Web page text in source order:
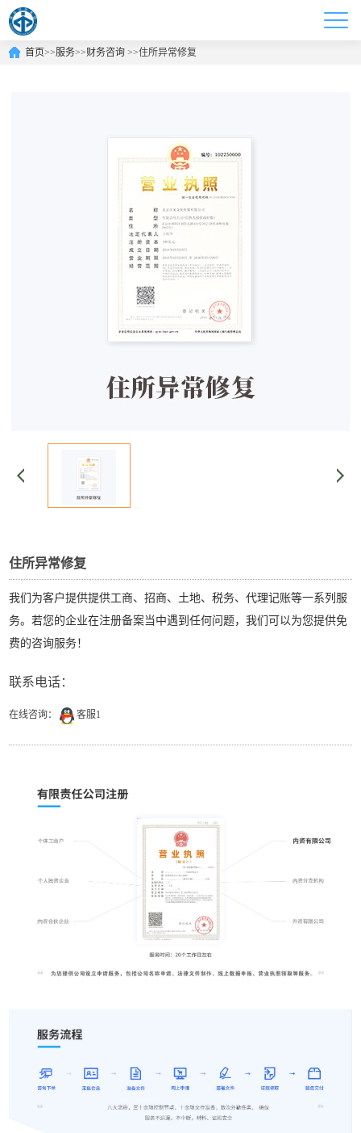
首页>>服务>>财务咨询>>住所异常修复
住所异常修复
我们为客户提供提供工商、招商、土地、税务、代理记账等一系列服
务。若您的企业在注册备案当中遇到任何问题，我们可以为您提供免
费的咨询服务！
联系电话：
在线咨询： 客服1